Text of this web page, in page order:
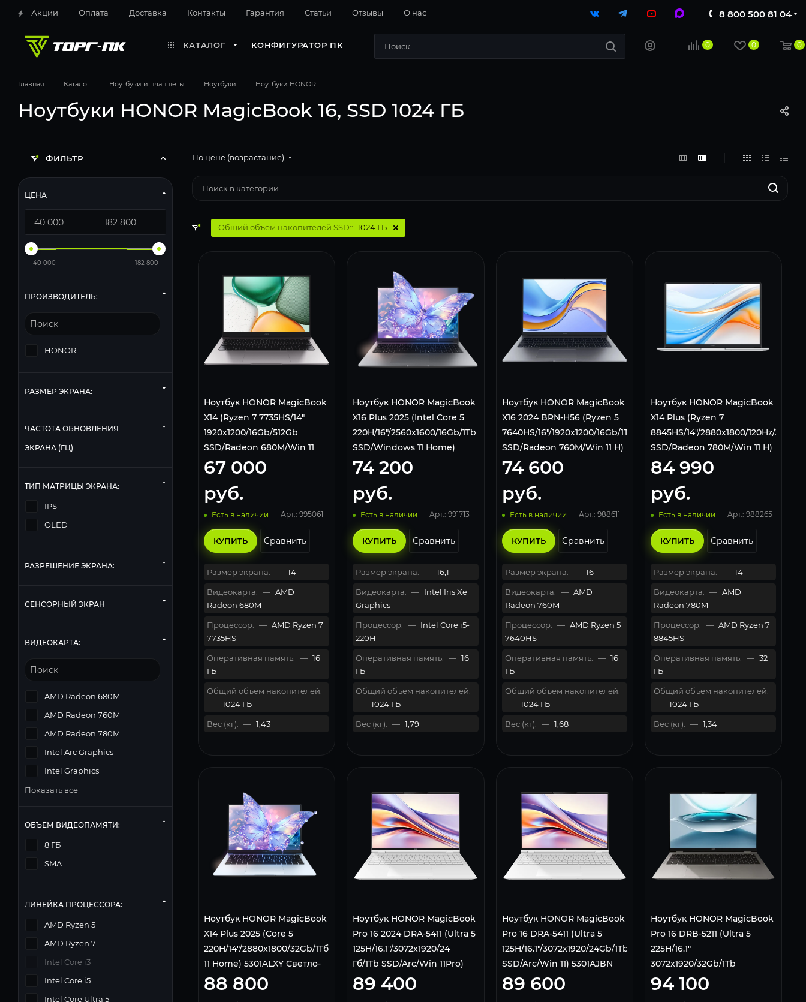
Акции Оплата Доставка Контакты Гарантия Cтатьи Отзывы О нас 8 800 500 81 04
КАТАЛОГ КОНФИГУРАТОР ПК 0 0 0
Главная — Каталог — Ноутбуки и планшеты — Ноутбуки — Ноутбуки HONOR
Ноутбуки HONOR MagicBook 16, SSD 1024 ГБ
По цене (возрастание)
Общий объем накопителей SSD:: 1024 ГБ
Ноутбук HONOR MagicBook
X14 (Ryzen 7 7735HS/14"
1920x1200/16Gb/512Gb
SSD/Radeon 680M/Win 11
Home) 5301AQKL Серый
67 000
руб.
Есть в наличии Арт.: 995061
КУПИТЬ Сравнить
Размер экрана: — 14
Видеокарта: — AMD
Radeon 680M
Процессор: — AMD Ryzen 7
7735HS
Оперативная память: — 16
ГБ
Общий объем накопителей:
— 1024 ГБ
Вес (кг): — 1,43
Ноутбук HONOR MagicBook
X16 Plus 2025 (Intel Core 5
220H/16"/2560x1600/16Gb/1Tb
SSD/Windows 11 Home)
Серый 5301ALYM
74 200
руб.
Есть в наличии Арт.: 991713
КУПИТЬ Сравнить
Размер экрана: — 16,1
Видеокарта: — Intel Iris Xe
Graphics
Процессор: — Intel Core i5-
220H
Оперативная память: — 16
ГБ
Общий объем накопителей:
— 1024 ГБ
Вес (кг): — 1,79
Ноутбук HONOR MagicBook
X16 2024 BRN-H56 (Ryzen 5
7640HS/16"/1920x1200/16Gb/1Tb
SSD/Radeon 760M/Win 11 H)
Silver
74 600
руб.
Есть в наличии Арт.: 988611
КУПИТЬ Сравнить
Размер экрана: — 16
Видеокарта: — AMD
Radeon 760M
Процессор: — AMD Ryzen 5
7640HS
Оперативная память: — 16
ГБ
Общий объем накопителей:
— 1024 ГБ
Вес (кг): — 1,68
Ноутбук HONOR MagicBook
X14 Plus (Ryzen 7
8845HS/14"/2880x1800/120Hz/32Gb/
SSD/Radeon 780M/Win 11 H)
5301AJME
84 990
руб.
Есть в наличии Арт.: 988265
КУПИТЬ Сравнить
Размер экрана: — 14
Видеокарта: — AMD
Radeon 780M
Процессор: — AMD Ryzen 7
8845HS
Оперативная память: — 32
ГБ
Общий объем накопителей:
— 1024 ГБ
Вес (кг): — 1,34
Ноутбук HONOR MagicBook
X14 Plus 2025 (Core 5
220H/14"/2880x1800/32Gb/1Тб/Win
11 Home) 5301ALXY Светло-
голубой.
88 800
Ноутбук HONOR MagicBook
Pro 16 2024 DRA-5411 (Ultra 5
125H/16.1"/3072x1920/24
Гб/1Tb SSD/Arc/Win 11Pro)
5301AJBN White
89 400
Ноутбук HONOR MagicBook
Pro 16 DRA-5411 (Ultra 5
125H/16.1"/3072x1920/24Gb/1Tb
SSD/Arc/Win 11) 5301AJBN
White
89 600
Ноутбук HONOR MagicBook
Pro 16 DRB-5211 (Ultra 5
225H/16.1"
3072x1920/32Gb/1Tb
SSD/Intel Arc Graphics/Win
11 Home) 5301ANSG Серый
94 100
ФИЛЬТР
ЦЕНА
40 000 182 800
ПРОИЗВОДИТЕЛЬ:
HONOR
РАЗМЕР ЭКРАНА:
ЧАСТОТА ОБНОВЛЕНИЯ
ЭКРАНА (ГЦ)
ТИП МАТРИЦЫ ЭКРАНА:
IPS
OLED
РАЗРЕШЕНИЕ ЭКРАНА:
СЕНСОРНЫЙ ЭКРАН
ВИДЕОКАРТА:
AMD Radeon 680M
AMD Radeon 760M
AMD Radeon 780M
Intel Arc Graphics
Intel Graphics
Показать все
ОБЪЕМ ВИДЕОПАМЯТИ:
8 ГБ
SMA
ЛИНЕЙКА ПРОЦЕССОРА:
AMD Ryzen 5
AMD Ryzen 7
Intel Core i3
Intel Core i5
Intel Core Ultra 5